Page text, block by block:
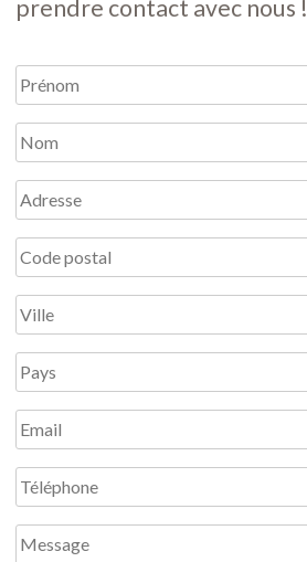
prendre contact avec nous !
Prénom
Nom
Adresse
Code
postal
Ville
Pays
Email
Téléphone
Message